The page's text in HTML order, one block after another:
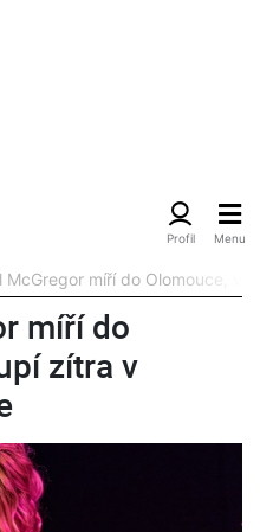
McGregor míří do Olomouce,
míří do
zítra v